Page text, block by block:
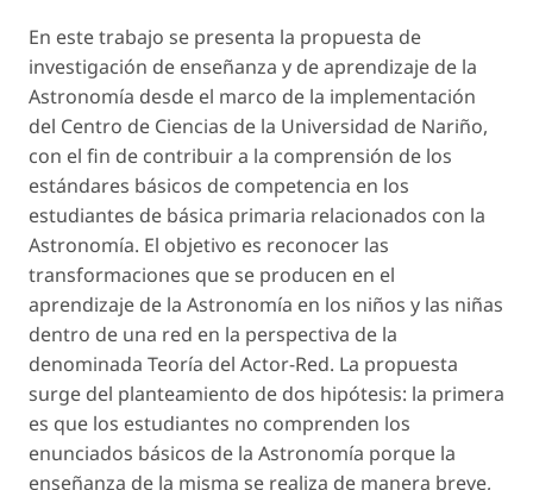
En este trabajo se presenta la propuesta de
investigación de enseñanza y de aprendizaje de la
Astronomía desde el marco de la implementación
del Centro de Ciencias de la Universidad de Nariño,
con el fin de contribuir a la comprensión de los
estándares básicos de competencia en los
estudiantes de básica primaria relacionados con la
Astronomía. El objetivo es reconocer las
transformaciones que se producen en el
aprendizaje de la Astronomía en los niños y las niñas
dentro de una red en la perspectiva de la
denominada Teoría del Actor-Red. La propuesta
surge del planteamiento de dos hipótesis: la primera
es que los estudiantes no comprenden los
enunciados básicos de la Astronomía porque la
enseñanza de la misma se realiza de manera breve,